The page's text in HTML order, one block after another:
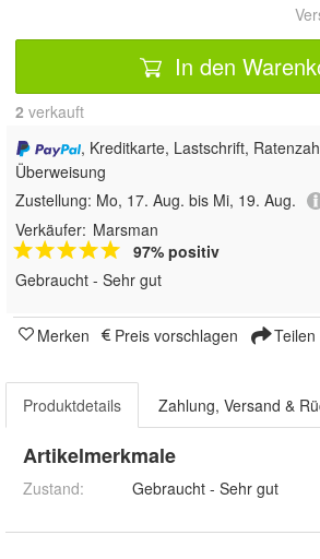
In den
2 verkauft
, Kreditkarte, Lastschrift,
Überweisung
Zustellung: Mo, 17. Aug. bis Mi, 19. Aug.
Verkäufer: Marsman
97% positiv
Gebraucht - Sehr gut
Merken Preis vorschlagen Teilen
Produktdetails Zahlung, Versand &
Artikelmerkmale
Zustand: Gebraucht - Sehr gut